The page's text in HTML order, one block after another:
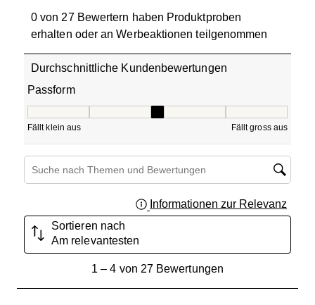
0 von 27 Bewertern haben Produktproben
erhalten oder an Werbeaktionen teilgenommen
Durchschnittliche Kundenbewertungen
Passform
Fällt klein aus Fällt gross aus
Themen und Bewertungen durchsuchen Suche nach Region
Informationen zur Relevanz
Sortieren nach
Am relevantesten
1 – 4 von 27 Bewertungen